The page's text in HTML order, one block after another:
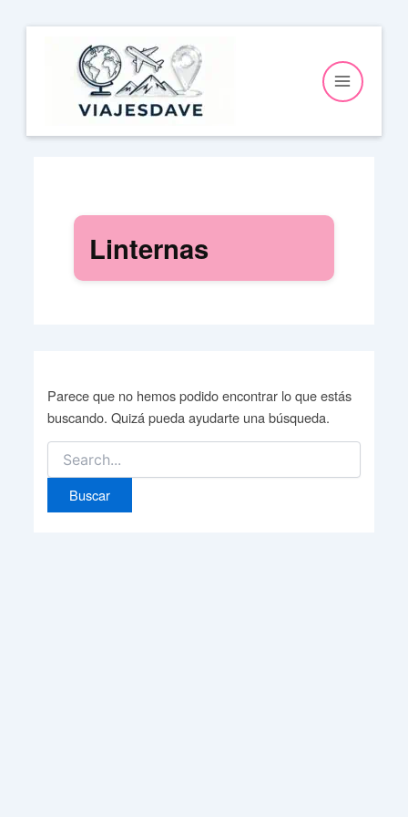
contenido
Linternas
Parece que no hemos podido encontrar lo que estás
buscando. Quizá pueda ayudarte una búsqueda.
Buscar
por: